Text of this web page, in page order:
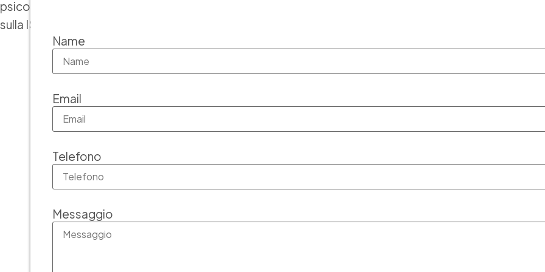
psicosociali. Questo standard è progettato per supportare le aziende che hanno un sistema di
sulla ISO 45001, ma può beneficiare qualsiasi organizzazione che desideri affrontare i rischi
Name
Email
Telefono
Messaggio